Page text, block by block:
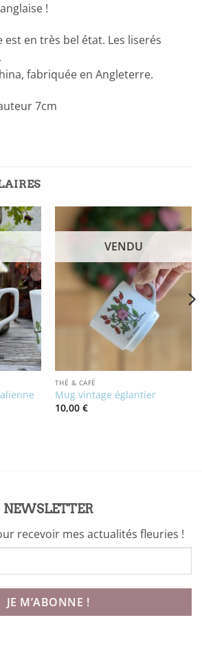
!
est en très bel état. Les liserés
fabriquée en Angleterre.
7cm
VENDU
THÉ & CAFÉ
Mug vintage églantier
10,00 €
NEWSLETTER
recevoir mes actualités fleuries !